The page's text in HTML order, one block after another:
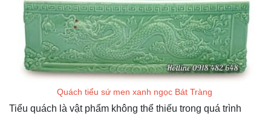
Quách tiểu sứ men xanh ngọc Bát Tràng
Tiểu quách là vật phẩm không thể thiếu trong quá trình